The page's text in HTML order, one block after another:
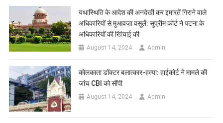
यथास्थिति के आदेश की अनदेखी कर इमारतें गिराने वाले
अधिकारियों से मुआवज़ा वसूलें: सुप्रीम कोर्ट ने पटना के
अधिकारियों की खिंचाई की
August 14, 2024 Admin
कोलकाता डॉक्टर बलात्कार-हत्या: हाईकोर्ट ने मामले की
जांच CBI को सौंपी
August 14, 2024 Admin